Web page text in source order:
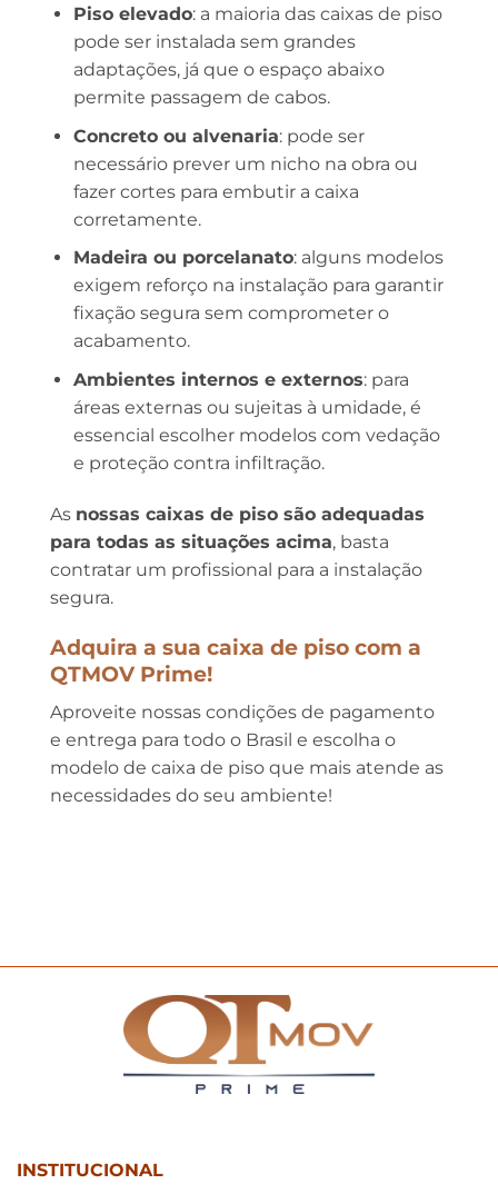
Piso elevado: a maioria das caixas de piso
pode ser instalada sem grandes
adaptações, já que o espaço abaixo
permite passagem de cabos.
Concreto ou alvenaria: pode ser
necessário prever um nicho na obra ou
fazer cortes para embutir a caixa
corretamente.
Madeira ou porcelanato: alguns modelos
exigem reforço na instalação para garantir
fixação segura sem comprometer o
acabamento.
Ambientes internos e externos: para
áreas externas ou sujeitas à umidade, é
essencial escolher modelos com vedação
e proteção contra infiltração.
As nossas caixas de piso são adequadas
para todas as situações acima, basta
contratar um profissional para a instalação
segura.
Adquira a sua caixa de piso com a
QTMOV Prime!
Aproveite nossas condições de pagamento
e entrega para todo o Brasil e escolha o
modelo de caixa de piso que mais atende as
necessidades do seu ambiente!
INSTITUCIONAL